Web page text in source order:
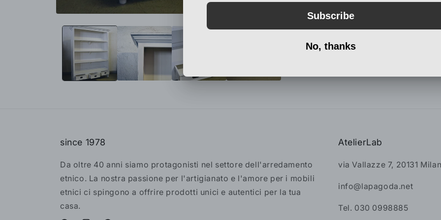
since 1978
Da oltre 40 anni siamo protagonisti nel settore dell'arredamento
etnico. La nostra passione per l'artigianato e l'amore per i mobili
etnici ci spingono a offrire prodotti unici e autentici per la tua
casa.
AtelierLab
via Vallazze 7, 20131
info@lapagoda.net
Tel. 030 0998885